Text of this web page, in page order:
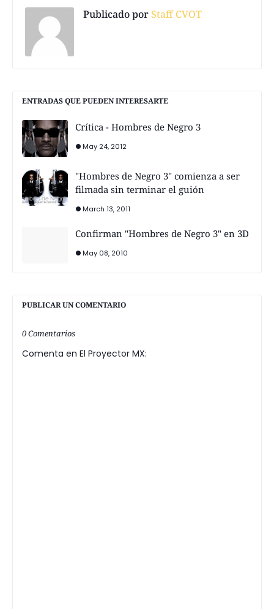
Publicado porStaff CVOT
ENTRADAS QUE PUEDEN INTERESARTE
Crítica - Hombres de Negro 3
May 24, 2012
"Hombres de Negro 3" comienza a ser
filmada sin terminar el guión
March 13, 2011
Confirman "Hombres de Negro 3" en 3D
May 08, 2010
PUBLICAR UN COMENTARIO
0 Comentarios
Comenta en El Proyector MX: